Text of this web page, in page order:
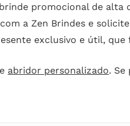
promocional de
a Zen Brindes e
exclusivo e útil,
abridor personalizado. Se